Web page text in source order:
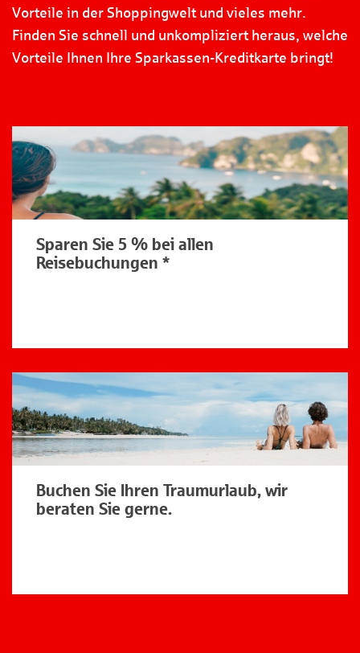
Vorteile in der Shoppingwelt und vieles mehr.
Finden Sie schnell und unkompliziert heraus, welche
Vorteile Ihnen Ihre Sparkassen-Kreditkarte bringt!
Sparen Sie 5 % bei allen
Reisebuchungen *
Buchen Sie Ihren Traumurlaub, wir
beraten Sie gerne.